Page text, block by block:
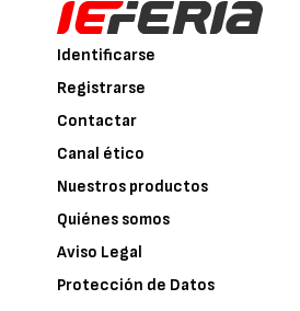
Identificarse
Registrarse
Contactar
Canal ético
Nuestros productos
Quiénes somos
Aviso Legal
Protección de Datos